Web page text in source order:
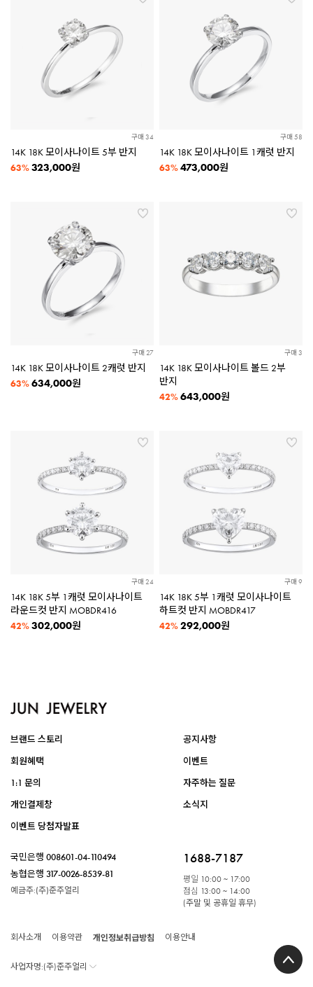
구매 34
14K 18K 모이사나이트 5부 반지
63% 323,000원
구매 58
14K 18K 모이사나이트 1캐럿 반지
63% 473,000원
구매 27
14K 18K 모이사나이트 2캐럿 반지
63% 634,000원
구매 3
14K 18K 모이사나이트 볼드 2부
반지
42% 643,000원
구매 24
14K 18K 5부 1캐럿 모이사나이트
라운드컷 반지 MOBDR416
42% 302,000원
구매 9
14K 18K 5부 1캐럿 모이사나이트
하트컷 반지 MOBDR417
42% 292,000원
브랜드 스토리
공지사항
회원혜택
이벤트
1:1 문의
자주하는 질문
개인결제창
소식지
이벤트 당첨자발표
국민은행 008601-04-110494
농협은행 317-0026-8539-81
예금주:(주)준주얼리
1688-7187
평일 10:00 ~ 17:00
점심 13:00 ~ 14:00
(주말 및 공휴일 휴무)
회사소개 이용약관 개인정보취급방침 이용안내
사업자명:(주)준주얼리